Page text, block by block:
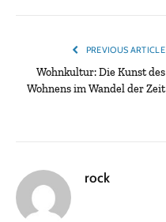
PREVIOUS ARTICLE
Wohnkultur: Die Kunst des
Wohnens im Wandel der Zeit
rock